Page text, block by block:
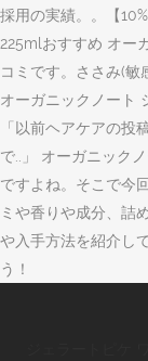
採用の実績。。【
225mlおすすめ オー
コミです。ささみ(
オーガニックノート
「以前ヘアケアの投
で..」 オーガニック
ですよね。そこで今
ミや香りや成分、詰
や入手方法を紹介し
う！